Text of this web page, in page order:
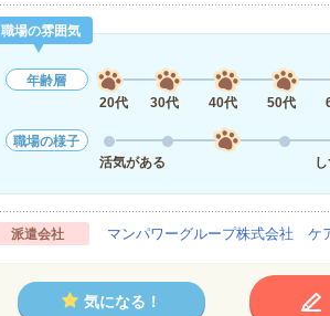
職場の雰囲気
年齢層
20代
30代 40代 50代
職場の様子
活気がある
派遣会社 マンパワーグループ株式会社 ケ
気になる！